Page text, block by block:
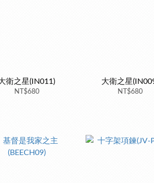
衛之星(IN011)
NT$680
大衛之星
NT$680